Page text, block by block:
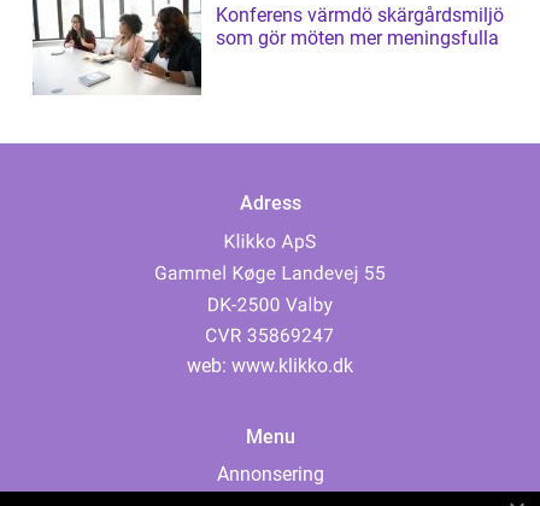
Konferens värmdö skärgårdsmiljö
som gör möten mer meningsfulla
Adress
web: www.klikko.dk
Menu
Annonsering